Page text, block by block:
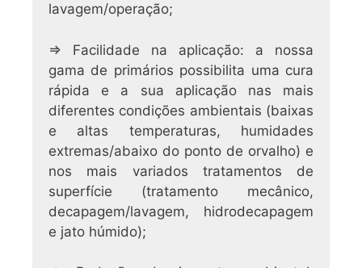
lavagem/operação;
⇒ Facilidade na aplicação: a nossa
gama de primários possibilita uma cura
rápida e a sua aplicação nas mais
diferentes condições ambientais (baixas
e altas temperaturas, humidades
extremas/abaixo do ponto de orvalho) e
nos mais variados tratamentos de
superfície (tratamento mecânico,
decapagem/lavagem, hidrodecapagem
e jato húmido);